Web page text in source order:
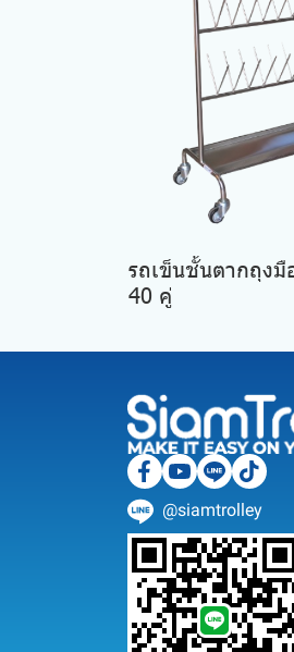
รถเข็นชั้นตากถุง
40 คู่
@siamtrolley